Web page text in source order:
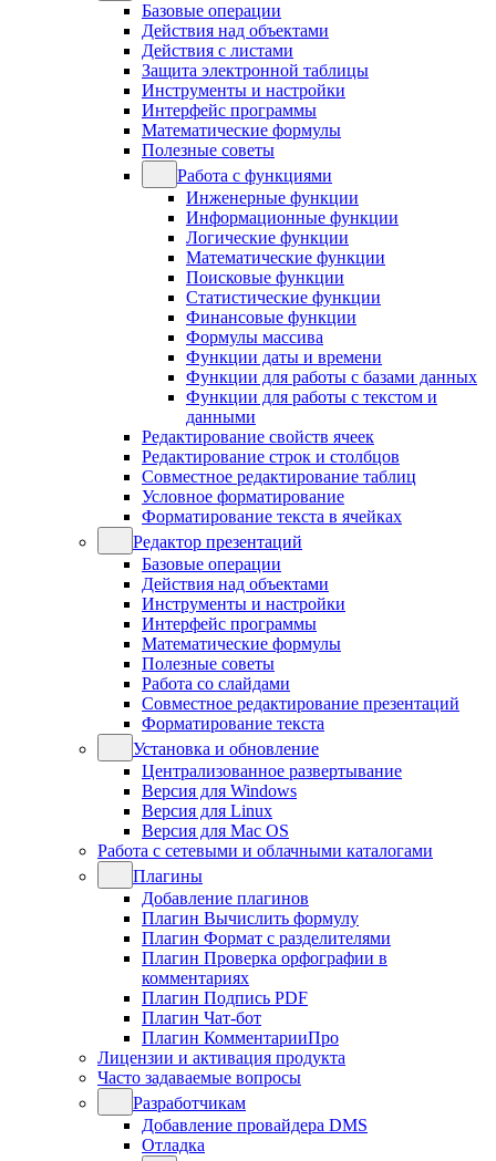
Базовые операции
Действия над объектами
Действия с листами
Защита электронной таблицы
Инструменты и настройки
Интерфейс программы
Математические формулы
Полезные советы
Работа с функциями
Инженерные функции
Информационные функции
Логические функции
Математические функции
Поисковые функции
Статистические функции
Финансовые функции
Формулы массива
Функции даты и времени
Функции для работы с базами данных
Функции для работы с текстом и
данными
Редактирование свойств ячеек
Редактирование строк и столбцов
Совместное редактирование таблиц
Условное форматирование
Форматирование текста в ячейках
Редактор презентаций
Базовые операции
Действия над объектами
Инструменты и настройки
Интерфейс программы
Математические формулы
Полезные советы
Работа со слайдами
Совместное редактирование презентаций
Форматирование текста
Установка и обновление
Централизованное развертывание
Версия для Windows
Версия для Linux
Версия для Mac OS
Работа с сетевыми и облачными каталогами
Плагины
Добавление плагинов
Плагин Вычислить формулу
Плагин Формат с разделителями
Плагин Проверка орфографии в
комментариях
Плагин Подпись PDF
Плагин Чат-бот
Плагин КомментарииПро
Лицензии и активация продукта
Часто задаваемые вопросы
Разработчикам
Добавление провайдера DMS
Отладка